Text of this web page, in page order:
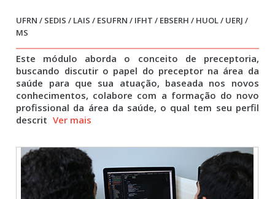
UFRN / SEDIS / LAIS / ESUFRN / IFHT / EBSERH / HUOL / UERJ /
MS
Este módulo aborda o conceito de preceptoria,
buscando discutir o papel do preceptor na área da
saúde para que sua atuação, baseada nos novos
conhecimentos, colabore com a formação do novo
profissional da área da saúde, o qual tem seu perfil
descrit Ver mais